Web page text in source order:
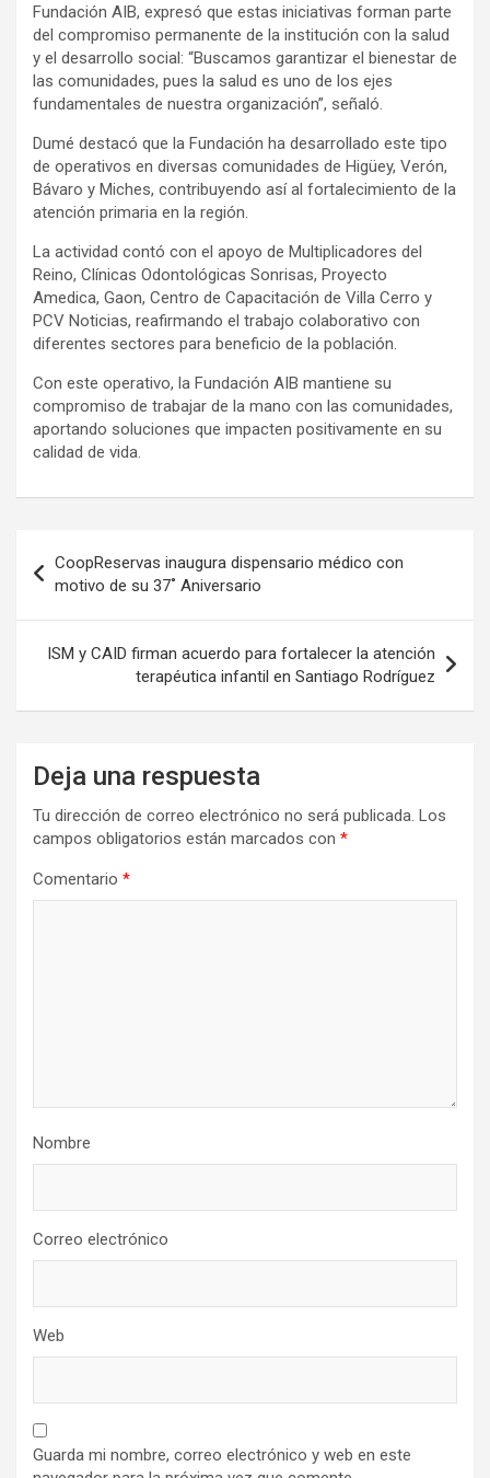
Fundación AIB, expresó que estas iniciativas forman parte
del compromiso permanente de la institución con la salud
y el desarrollo social: “Buscamos garantizar el bienestar de
las comunidades, pues la salud es uno de los ejes
fundamentales de nuestra organización”, señaló.
Dumé destacó que la Fundación ha desarrollado este tipo
de operativos en diversas comunidades de Higüey, Verón,
Bávaro y Miches, contribuyendo así al fortalecimiento de la
atención primaria en la región.
La actividad contó con el apoyo de Multiplicadores del
Reino, Clínicas Odontológicas Sonrisas, Proyecto
Amedica, Gaon, Centro de Capacitación de Villa Cerro y
PCV Noticias, reafirmando el trabajo colaborativo con
diferentes sectores para beneficio de la población.
Con este operativo, la Fundación AIB mantiene su
compromiso de trabajar de la mano con las comunidades,
aportando soluciones que impacten positivamente en su
calidad de vida.
de
entradas
CoopReservas inaugura dispensario médico con
motivo de su 37˚ Aniversario
ISM y CAID firman acuerdo para fortalecer la atención
terapéutica infantil en Santiago Rodríguez
Deja una respuesta
Tu dirección de correo electrónico no será publicada. Los
campos obligatorios están marcados con *
Comentario *
Nombre
Correo electrónico
Web
Guarda mi nombre, correo electrónico y web en este